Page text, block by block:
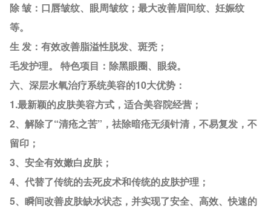
除 皱：口唇皱纹、眼周皱纹；最大改善眉间纹、妊娠纹
等。
生 发：有效改善脂溢性脱发、斑秃；
毛发护理。 特色项目：除黑眼圈、眼袋。
六、深层水氧治疗系统美容的10大优势：
1.最新颖的皮肤美容方式，适合美容院经营；
2、解除了“清疮之苦”，祛除暗疮无须针清，不易复发，不
留印；
3、安全有效嫩白皮肤；
4、代替了传统的去死皮术和传统的皮肤护理；
5、瞬间改善皮肤缺水状态，并实现了安全、高效、快速的